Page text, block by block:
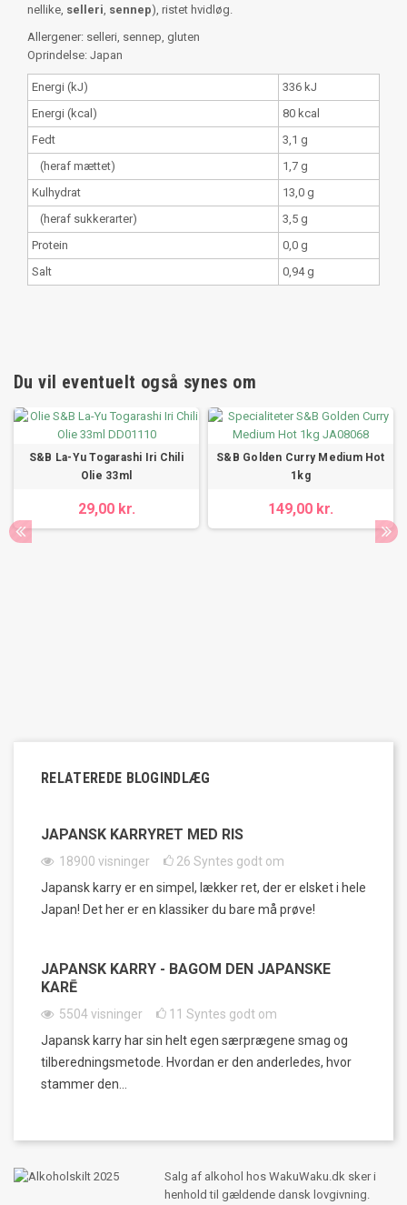
nellike, selleri, sennep), ristet hvidløg.
Allergener: selleri, sennep, gluten
Oprindelse: Japan
Energi (kJ)
336 kJ
Energi (kcal)
80 kcal
Fedt
3,1 g
(heraf mættet)
1,7 g
Kulhydrat
13,0 g
(heraf sukkerarter)
3,5 g
Protein
0,0 g
Salt
0,94 g
Du vil eventuelt også synes om
S&B La-Yu Togarashi Iri Chili
Olie 33ml
29,00 kr.
S&B Golden Curry Medium Hot
1kg
149,00 kr.
RELATEREDE BLOGINDLÆG
JAPANSK KARRYRET MED RIS
18900 visninger 26 Syntes godt om
Japansk karry er en simpel, lækker ret, der er elsket i hele
Japan! Det her er en klassiker du bare må prøve!
JAPANSK KARRY - BAGOM DEN JAPANSKE
KARĒ
5504visninger 11 Syntes godt om
Japansk karry har sin helt egen særprægene smag og
tilberedningsmetode. Hvordan er den anderledes, hvor
stammer den...
Salg af alkohol hos WakuWaku.dk sker i
henhold til gældende dansk lovgivning.